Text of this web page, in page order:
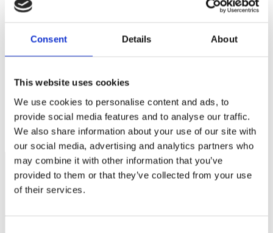
Consent Details About
This website uses cookies
We use cookies to personalise content and ads, to
provide social media features and to analyse our traffic.
We also share information about your use of our site with
our social media, advertising and analytics partners who
may combine it with other information that you’ve
provided to them or that they’ve collected from your use
of their services.
Webbplats
webbläsare till nästa gång jag skriver en kommentar.
Enklaste sättet att öka ditt företags vinst!
Semesterplanera!
Näringspolitik